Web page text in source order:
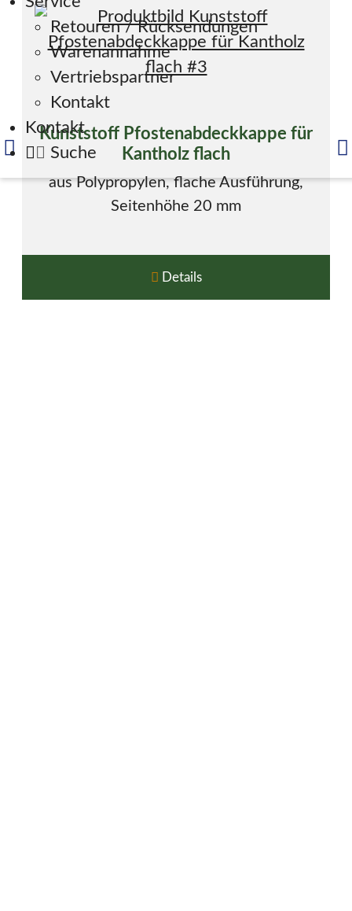
Retouren / Rücksendungen
Warenannahme
Vertriebspartner
Kontakt
Kontakt
Suche
Kunststoff Pfostenabdeckkappe für
Kantholz flach
aus Polypropylen, flache Ausführung,
Seitenhöhe 20 mm
Details